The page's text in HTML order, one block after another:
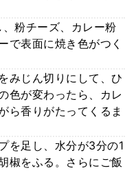
粉チーズ、カレー粉
で表面に焼き色がつく
みじん切りにして、ひ
色が変わったら、カレ
ら香りがたってくるま
を足し、水分が3分の1
椒をふる。さらにご飯